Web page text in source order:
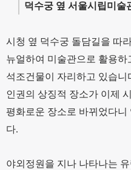
덕수궁 옆 서울시립미술
시청 옆 덕수궁 돌담길을 따
뉴얼하여 미술관으로 활용
석조건물이 자리하고 있습
인권의 상징적 장소가 이제
평화로운 장소로 바뀌었다니
다.
야외정원을 지나 나타나는